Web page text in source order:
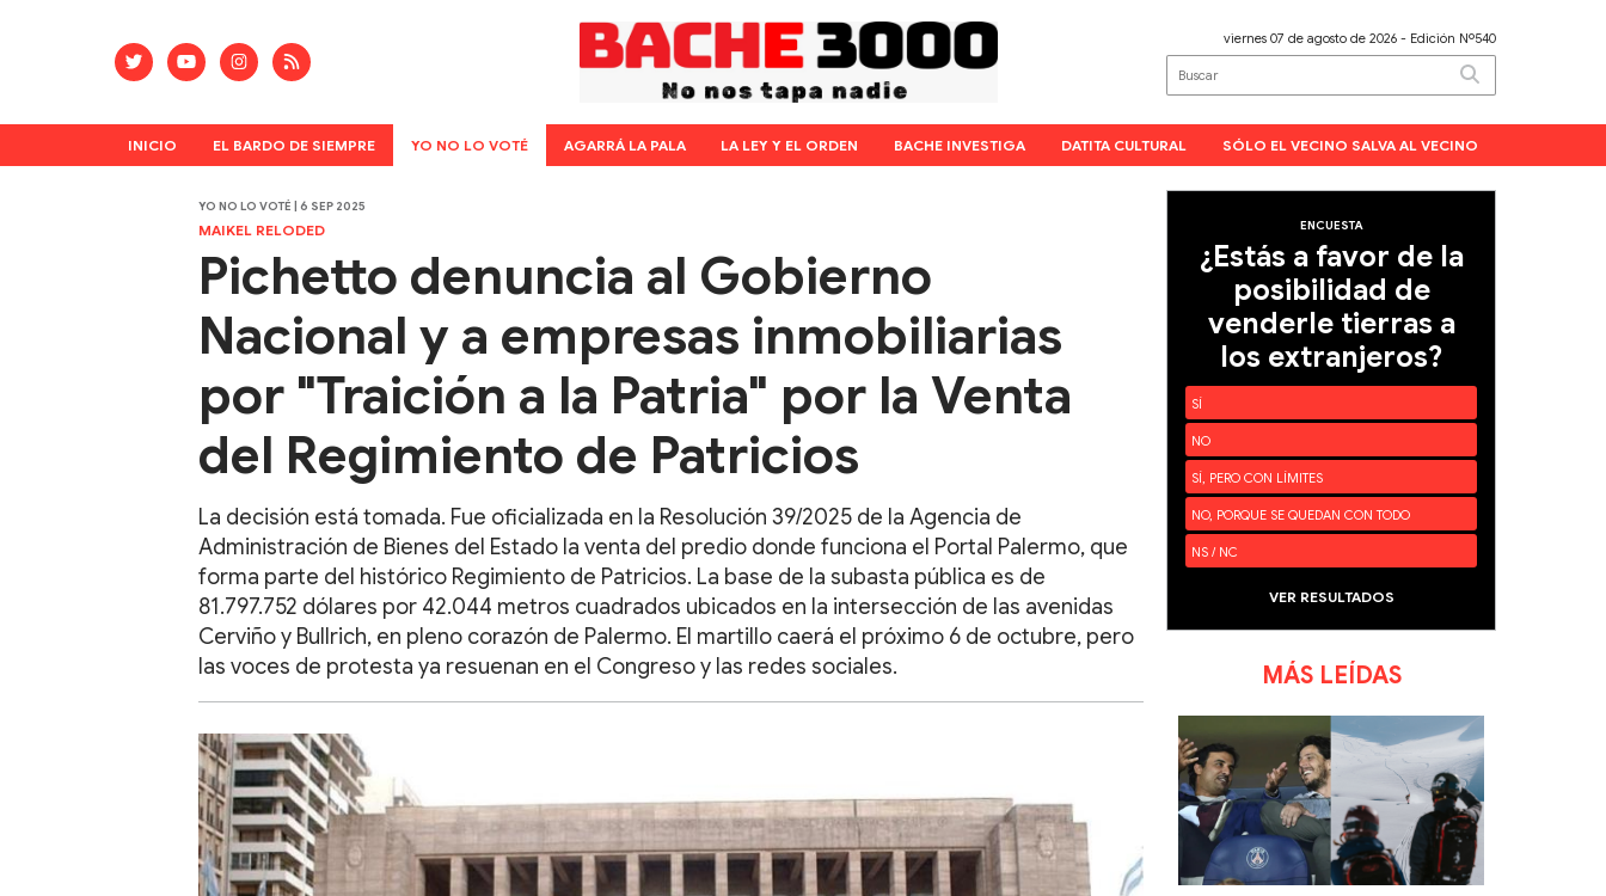
viernes 07 de agosto de 2026 - Edición Nº540
INICIO EL BARDO DE SIEMPRE YO NO LO VOTÉ AGARRÁ LA PALA LA LEY Y EL ORDEN BACHE INVESTIGA DATITA CULTURAL SÓLO EL VECINO SALVA AL VECINO
YO NO LO VOTÉ | 6 SEP 2025
MAIKEL RELODED
Pichetto denuncia al Gobierno
Nacional y a empresas inmobiliarias
por "Traición a la Patria" por la Venta
del Regimiento de Patricios
La decisión está tomada. Fue oficializada en la Resolución 39/2025 de la Agencia de
Administración de Bienes del Estado la venta del predio donde funciona el Portal Palermo, que
forma parte del histórico Regimiento de Patricios. La base de la subasta pública es de
81.797.752 dólares por 42.044 metros cuadrados ubicados en la intersección de las avenidas
Cerviño y Bullrich, en pleno corazón de Palermo. El martillo caerá el próximo 6 de octubre, pero
las voces de protesta ya resuenan en el Congreso y las redes sociales.
ENCUESTA
¿Estás a favor de la
posibilidad de
venderle tierras a
los extranjeros?
SÍ
NO
SÍ, PERO CON LÍMITES
NO, PORQUE SE QUEDAN CON TODO
NS / NC
VER RESULTADOS
MÁS LEÍDAS